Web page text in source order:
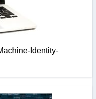
Identity-